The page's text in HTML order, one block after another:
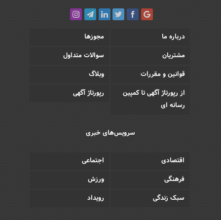
درباره ما
مجوزها
مشتریان
سوالات متداول
قوانین و مقررات
وبلاگ
از رپورتاژ آگهی تا کمپین
رسانه ای
رپورتاژ آگهی
سرویس‌های خبری
اقتصادی
اجتماعی
فرهنگی
ورزش
سبک زندگی
رویداد